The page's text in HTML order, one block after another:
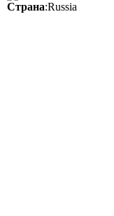
Страна:Russia